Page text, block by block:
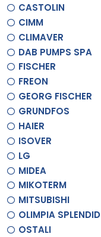
CASTOLIN
CIMM
CLIMAVER
DAB PUMPS SPA
FISCHER
FREON
GEORG FISCHER
GRUNDFOS
HAIER
ISOVER
LG
MIDEA
MIKOTERM
MITSUBISHI
OLIMPIA SPLENDID
OSTALI